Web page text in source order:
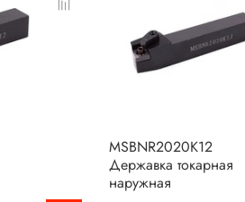
MSBNR2020K12
Державка токарная
наружная